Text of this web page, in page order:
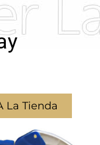
La Tienda